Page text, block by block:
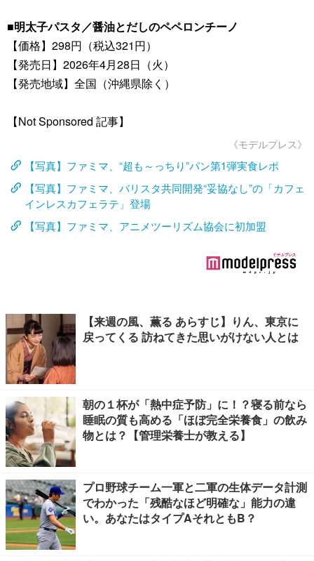
■明太子パスタ／醤油とだしのペペロンチーノ
【価格】298円（税込321円）
【発売日】2026年4月28日（火）
【発売地域】全国（沖縄県除く）
【Not Sponsored 記事】
《モデルプレス》
【写真】ファミマ、“超も～っちり”パン第1弾実食レポ
【写真】ファミマ、バリスタ共同開発“妥協なし”の「カフェ
インレスカフェラテ」登場
【写真】ファミマ、アニメツーリズム協会に初加盟
【来週の風、薫る あらすじ】りん、東京に
戻ってくる 訪ねてきた思いがけない人とは
朝の１杯が「熱中症予防」に！？寝る前なら
睡眠の質も高める「ほぼ完全栄養食」の飲み
物とは？【管理栄養士が教える】
プロ野球チーム一軍と二軍の生体データ計測
でわかった「残酷なほど明確な」能力の違
い。あなたはタイプAそれともB？